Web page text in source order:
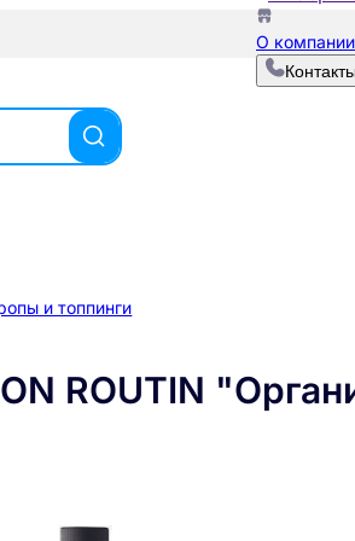
О компании
Контакты
и топпинги
ROUTIN